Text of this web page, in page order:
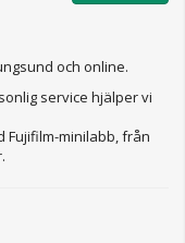
och online.
service hjälper vi
Fujifilm-minilabb, från